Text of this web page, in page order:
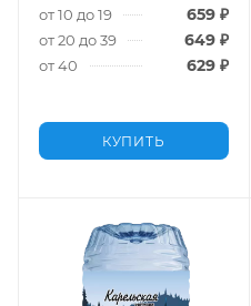
от 10 до 19 659₽
от 20 до 39 649₽
от 40 629₽
КУПИТЬ